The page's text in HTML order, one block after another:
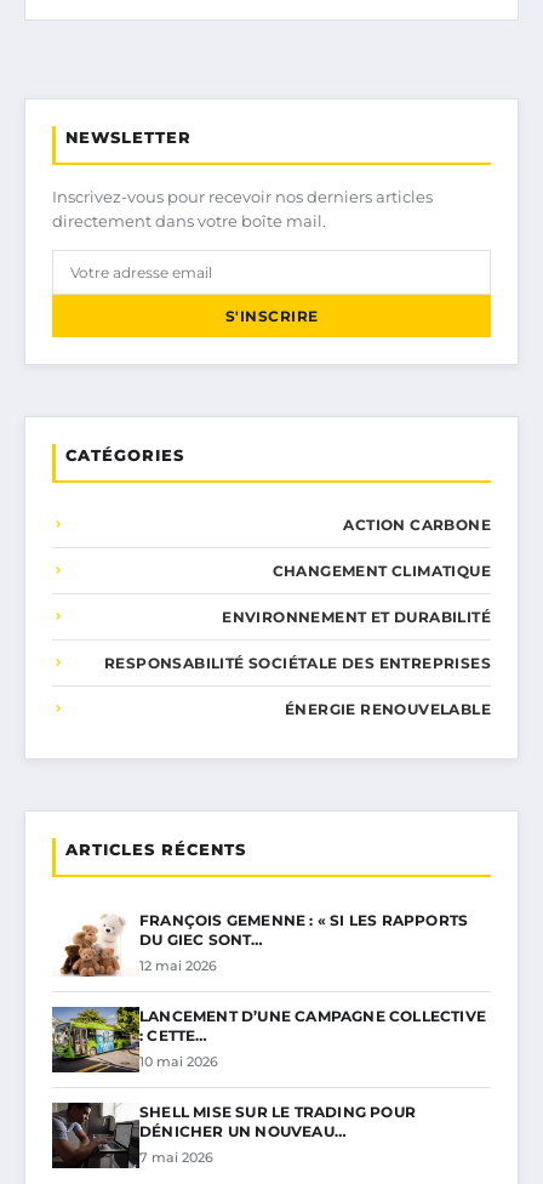
NEWSLETTER
Inscrivez-vous pour recevoir nos derniers articles
directement dans votre boîte mail.
S'INSCRIRE
CATÉGORIES
ACTION CARBONE
CHANGEMENT CLIMATIQUE
ENVIRONNEMENT ET DURABILITÉ
RESPONSABILITÉ SOCIÉTALE DES ENTREPRISES
ÉNERGIE RENOUVELABLE
ARTICLES RÉCENTS
FRANÇOIS GEMENNE : « SI LES RAPPORTS
DU GIEC SONT…
12 mai 2026
LANCEMENT D’UNE CAMPAGNE COLLECTIVE
: CETTE…
10 mai 2026
SHELL MISE SUR LE TRADING POUR
DÉNICHER UN NOUVEAU…
7 mai 2026